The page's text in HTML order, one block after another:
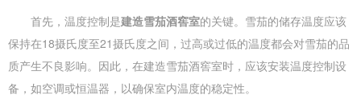
首先，温度控制是建造雪茄酒窖室的关键。雪茄的储存温度应该
保持在18摄氏度至21摄氏度之间，过高或过低的温度都会对雪茄的品
质产生不良影响。因此，在建造雪茄酒窖室时，应该安装温度控制设
备，如空调或恒温器，以确保室内温度的稳定性。